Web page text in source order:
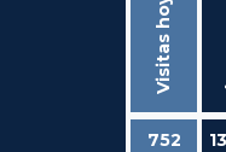
Visitas hoy
752